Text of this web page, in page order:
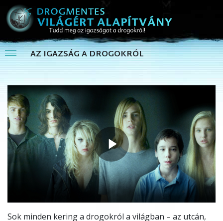
AZ IGAZSÁG A DROGOKRÓL
Play
Video
Sok minden kering a drogokról a világban – az utcán,